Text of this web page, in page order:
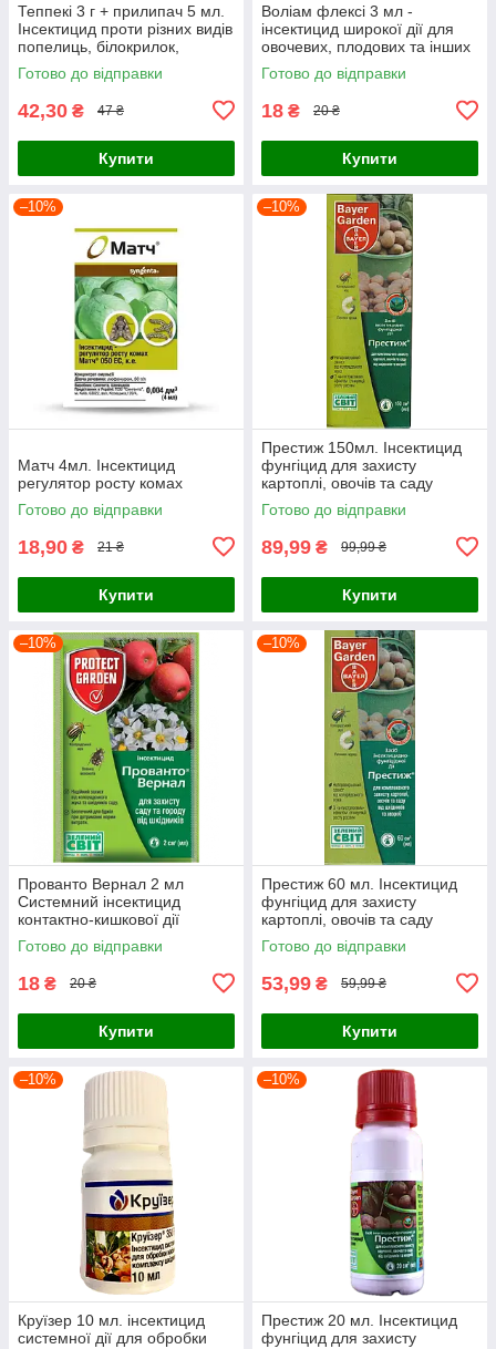
Теппекі 3 г + прилипач 5 мл.
Інсектицид проти різних видів
попелиць, білокрилок,
трипсів, щитівок та інших
шкідників
Готово до відправки
42,30 ₴ 47 ₴
Купити
Воліам флексі 3 мл -
інсектицид широкої дії для
овочевих, плодових та інших
культурах
Готово до відправки
18 ₴ 20 ₴
Купити
–10%
Матч 4мл. Інсектицид
регулятор росту комах
Готово до відправки
18,90 ₴ 21 ₴
Купити
–10%
Престиж 150мл. Інсектицид
фунгіцид для захисту
картоплі, овочів та саду
Готово до відправки
89,99 ₴ 99,99 ₴
Купити
–10%
Прованто Вернал 2 мл
Системний інсектицид
контактно-кишкової дії
Готово до відправки
18 ₴ 20 ₴
Купити
–10%
Престиж 60 мл. Інсектицид
фунгіцид для захисту
картоплі, овочів та саду
Готово до відправки
53,99 ₴ 59,99 ₴
Купити
–10%
Круїзер 10 мл. інсектицид
системної дії для обробки
–10%
Престиж 20 мл. Інсектицид
фунгіцид для захисту